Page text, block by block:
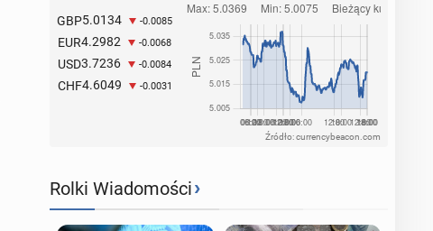
GBP5.0134 -0.0085
EUR4.2982 -0.0068
USD3.7236 -0.0084
CHF4.6049 -0.0031
Źródło: currencybeacon.com
Rolki Wiadomości›